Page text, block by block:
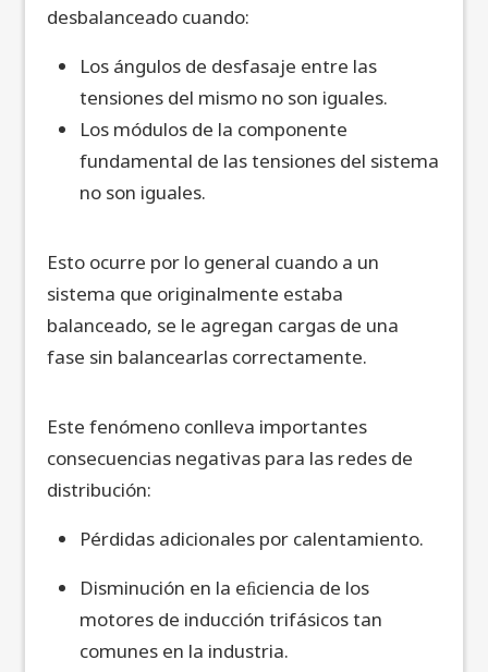
desbalanceado cuando:
Los ángulos de desfasaje entre las
tensiones del mismo no son iguales.
Los módulos de la componente
fundamental de las tensiones del sistema
no son iguales.
Esto ocurre por lo general cuando a un
sistema que originalmente estaba
balanceado, se le agregan cargas de una
fase sin balancearlas correctamente.
Este fenómeno conlleva importantes
consecuencias negativas para las redes de
distribución:
Pérdidas adicionales por calentamiento.
Disminución en la eﬁciencia de los
motores de inducción trifásicos tan
comunes en la industria.